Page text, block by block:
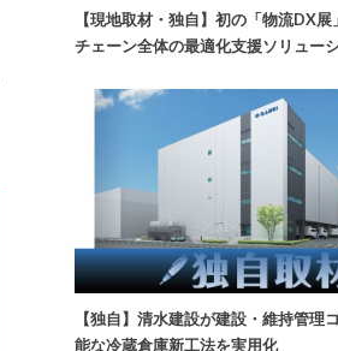
【現地取材・独自】初の「物流DX
チェーン全体の最適化支援ソリュー
【独自】清水建設が建設・維持管理
能な冷蔵倉庫新工法を実用化